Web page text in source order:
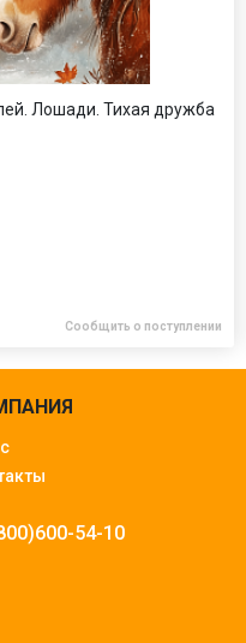
Лошади. Тихая дружба
Сообщить о поступлении
54-10